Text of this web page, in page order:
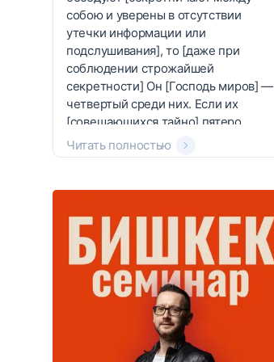
собою и уверены в отсутствии
утечки информации или
подслушивания], то [даже при
соблюдении строжайшей
секретности] Он [Господь миров] —
четвертый среди них. Если их
[совещающихся тайно] пятеро,
Читать полностью